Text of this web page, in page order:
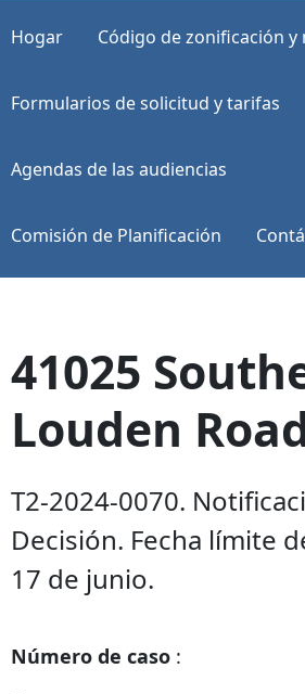
Hogar Código de zonificación y
Formularios de solicitud y tarifas
Agendas de las audiencias
Comisión de Planificación
41025
Louden
T2-2024-0070.
Decisión. Fecha límite
17 de junio.
Número de caso :